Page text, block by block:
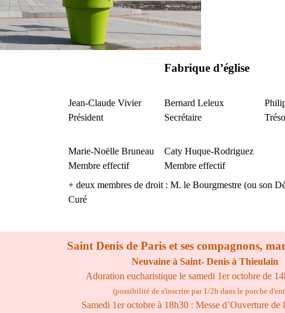
Fabrique d’église
Jean-Claude Vivier
Président
Bernard Leleux
Secrétaire
Marie-Noëlle Bruneau
Membre effectif
Caty Huque-Rodriguez
Membre effectif
+ deux membres de droit : M. le Bourgmestre (ou son
Curé
Saint Denis de Paris et ses compagnons,
Neuvaine à Saint- Denis à Thieulain
Adoration eucharistique le samedi 1er octobre de
(possibilité de s'inscrire par 1/2h dans le porche
Samedi 1er octobre à 18h30 : Messe d’Ouverture de